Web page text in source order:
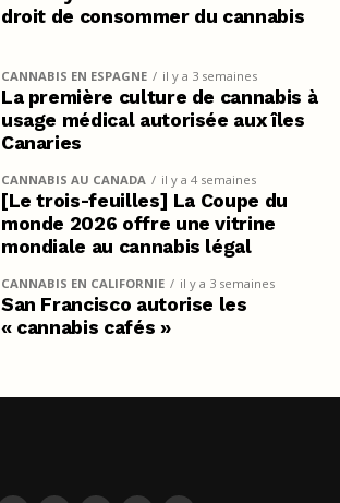
droit de consommer du cannabis
CANNABIS EN ESPAGNE il y a 3 semaines
La première culture de cannabis à
usage médical autorisée aux îles
Canaries
CANNABIS AU CANADA il y a 4 semaines
[Le trois-feuilles] La Coupe du
monde 2026 offre une vitrine
mondiale au cannabis légal
CANNABIS EN CALIFORNIE il y a 3 semaines
San Francisco autorise les
« cannabis cafés »